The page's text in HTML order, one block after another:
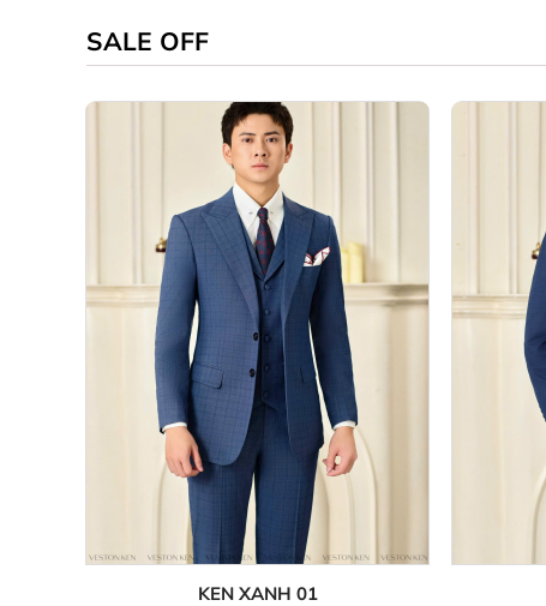
SALE OFF
KEN XANH 01